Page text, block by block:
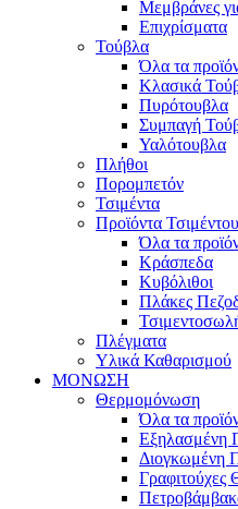
Μεμβράνες
Επιχρίσματα
Τούβλα
Όλα τα
Κλασικά
Πυρότουβλα
Συμπαγή
Υαλότουβλα
Πλήθοι
Πορομπετόν
Τσιμέντα
Προϊόντα Τσιμέντου
Όλα τα
Κράσπεδα
Κυβόλιθοι
Πλάκες
Πλέγματα
Υλικά Καθαρισμού
ΜΟΝΩΣΗ
Θερμομόνωση
Όλα τα
Εξηλασμένη
Διογκωμένη
Γραφιτούχες